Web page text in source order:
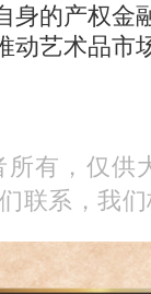
身的产权金
动艺术品市
有，仅供
联系，我